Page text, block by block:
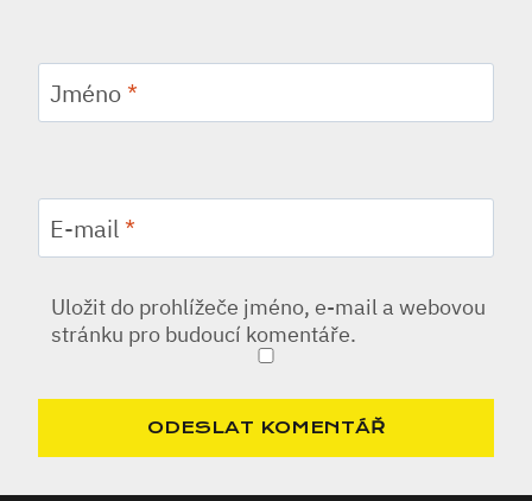
Jméno *
E-mail *
Uložit do prohlížeče jméno, e-mail a webovou
stránku pro budoucí komentáře.